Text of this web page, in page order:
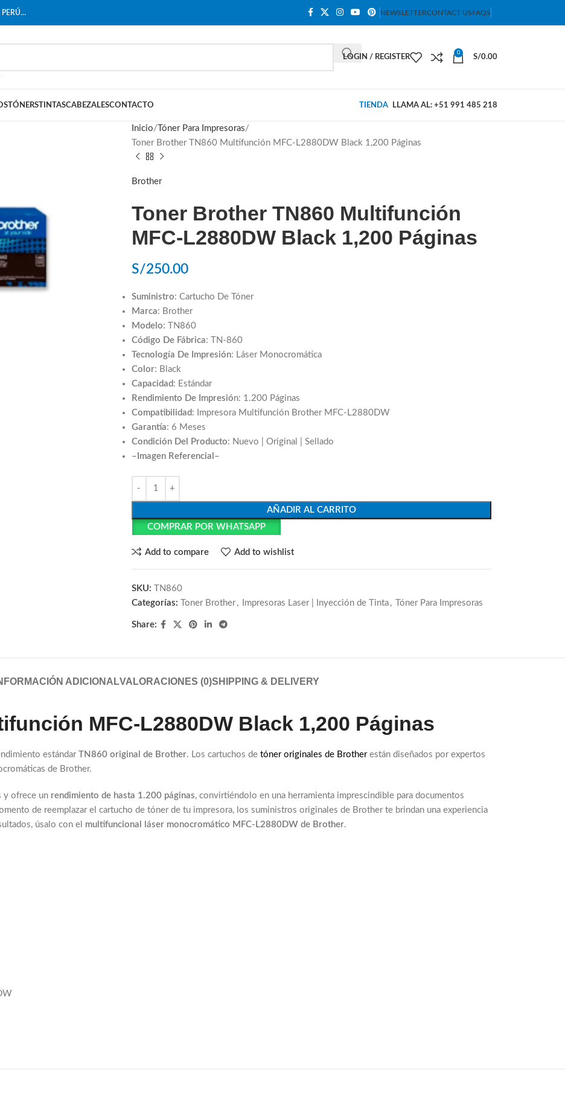
PERÚ… NEWSLETTERCONTACT USFAQS
LOGIN / REGISTER
0
S/0.00
TÓNERSTINTASCABEZALESCONTACTO TIENDA LLAMA AL: +51 991 485 218
Inicio
Tóner Para Impresoras
Toner Brother TN860 Multifunción MFC-L2880DW Black 1,200 Páginas
Brother
Toner Brother TN860 Multifunción
MFC-L2880DW Black 1,200 Páginas
S/250.00
Suministro: Cartucho De Tóner
Marca: Brother
Modelo: TN860
Código De Fábrica: TN-860
Tecnología De Impresión: Láser Monocromática
Color: Black
Capacidad : Estándar
Rendimiento De Impresión: 1.200 Páginas
Compatibilidad : Impresora Multifunción Brother MFC-L2880DW
Garantía: 6 Meses
Condición Del Producto: Nuevo | Original | Sellado
–Imagen Referencial–
AÑADIR AL CARRITO
COMPRAR POR WHATSAPP
Add to compare Add to wishlist
SKU:
TN860
Categorías:
Toner Brother , Impresoras Laser | Inyección de Tinta , Tóner Para Impresoras
Share:
ADICIONALVALORACIONES (0)SHIPPING & DELIVERY
MFC-L2880DW Black 1,200 Páginas
estándarTN860 original de Brother. Los cartuchos de tóner originales de Brother están diseñados por expertos
de Brother.
y ofrece un rendimiento de hasta 1.200 páginas, convirtiéndolo en una herramienta imprescindible para documentos
de reemplazar el cartucho de tóner de tu impresora, los suministros originales de Brother te brindan una experiencia
úsalo con el multifuncional láser monocromático MFC-L2880DW de Brother.